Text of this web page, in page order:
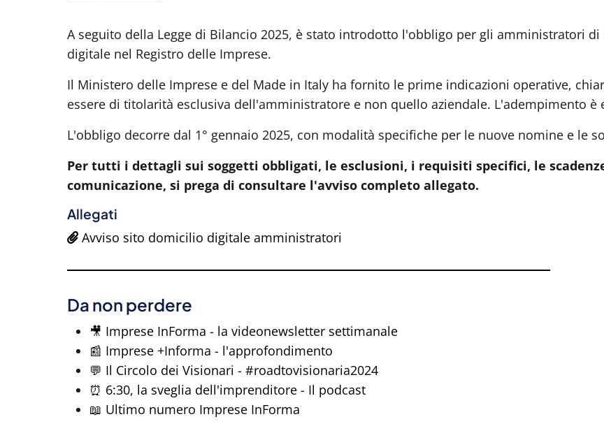
A seguito della Legge di Bilancio 2025, è stato introdotto l'obbligo per gli amministratori
digitale nel Registro delle Imprese.
Il Ministero delle Imprese e del Made in Italy ha fornito le prime indicazioni operative,
essere di titolarità esclusiva dell'amministratore e non quello aziendale. L'adempimento
L'obbligo decorre dal 1° gennaio 2025, con modalità specifiche per le nuove nomine e le
Per tutti i dettagli sui soggetti obbligati, le esclusioni, i requisiti specifici, le
comunicazione, si prega di consultare l'avviso completo allegato.
Allegati
Avviso sito domicilio digitale amministratori
Da non perdere
🎥 Imprese InForma - la videonewsletter settimanale
📰 Imprese +Informa - l'approfondimento
💬 Il Circolo dei Visionari - #roadtovisionaria2024
⏰ 6:30, la sveglia dell'imprenditore - Il podcast
📖 Ultimo numero Imprese InForma